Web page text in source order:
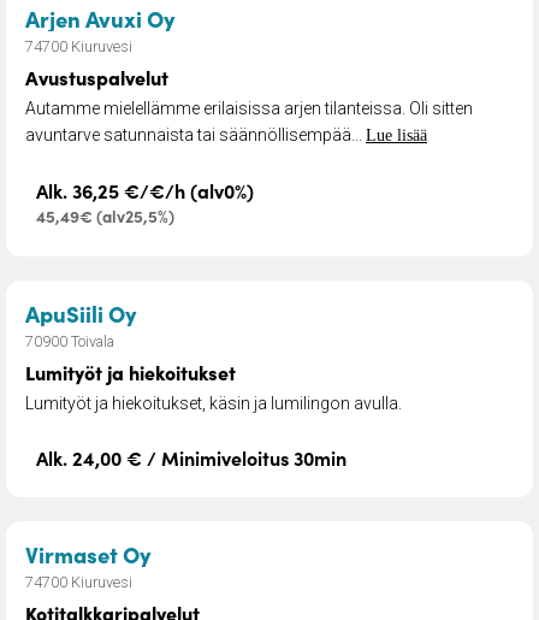
Arjen Avuxi Oy– Avustuspalvelut
74700 Kiuruvesi
Avustuspalvelut
Autamme mielellämme erilaisissa arjen tilanteissa. Oli sitten
avuntarve satunnaista tai säännöllisempää... Lue lisää
Alk. 36,25 €/€/h (alv0%)
45,49€ (alv25,5%)
ApuSiili Oy– Lumityöt ja hiekoitukset
70900 Toivala
Lumityöt ja hiekoitukset
Lumityöt ja hiekoitukset, käsin ja lumilingon avulla.
Alk. 24,00 € / Minimiveloitus 30min
Virmaset Oy– Kotitalkkaripalvelut
74700 Kiuruvesi
Kotitalkkaripalvelut